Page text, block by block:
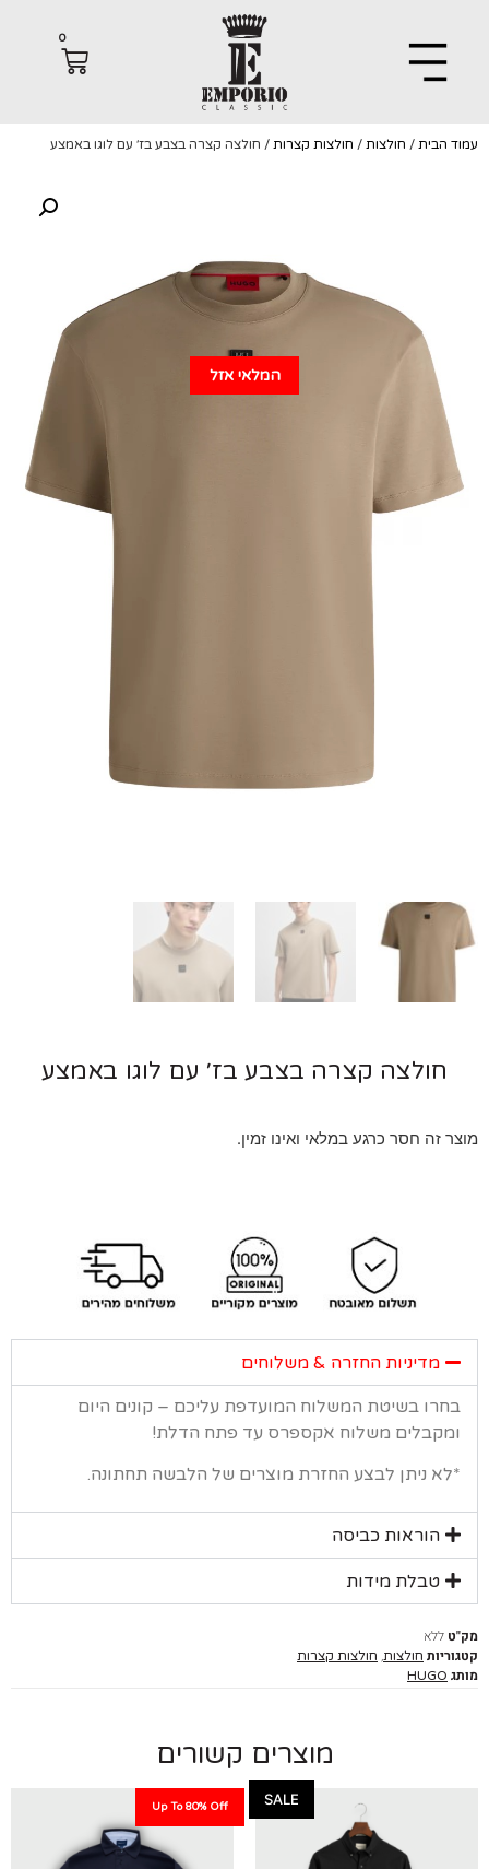
הבית/חולצות /חולצות קצרות / חולצה קצרה בצבע בז׳ עם לוגו באמצע
חולצה קצרה בצבע בז׳ עם לוגו באמצע
זה חסר כרגע במלאי ואינו זמין.
מדיניות החזרה & משלוחים
בשיטת המשלוח המועדפת עליכם – קונים היום
משלוח אקספרס עד פתח הדלת!
ניתן לבצע החזרת מוצרים של הלבשה תחתונה.
הוראות כביסה
טבלת מידות
ללא
חולצות ,חולצות קצרות
HUGO
המלאי אזל
מוצרים קשורים
Up To 80% Off